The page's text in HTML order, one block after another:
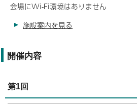
会場にWi-Fi環境はありません
施設案内を見る
開催内容
第1回